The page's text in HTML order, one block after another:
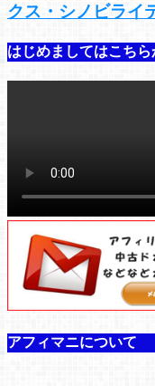
クス・シノビライ
はじめましてはこちら
アフィマニについて